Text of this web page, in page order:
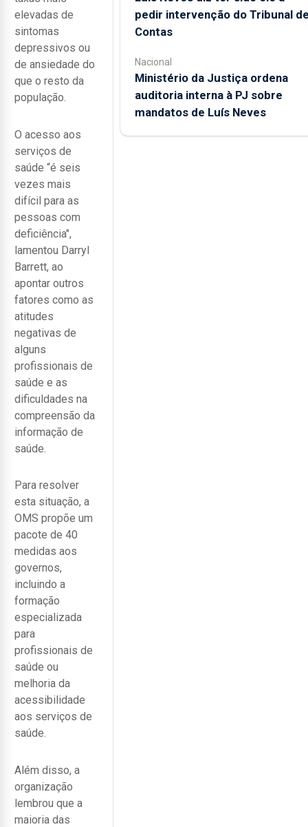
elevadas de
sintomas
depressivos ou
de ansiedade do
que o resto da
população.
O acesso aos
serviços de
saúde “é seis
vezes mais
difícil para as
pessoas com
deficiência",
lamentou Darryl
Barrett, ao
apontar outros
fatores como as
atitudes
negativas de
alguns
profissionais de
saúde e as
dificuldades na
compreensão da
informação de
saúde.
Para resolver
esta situação, a
OMS propõe um
pacote de 40
medidas aos
governos,
incluindo a
formação
especializada
para
profissionais de
saúde ou
melhoria da
acessibilidade
aos serviços de
saúde.
Além disso, a
organização
lembrou que a
maioria das
pedir intervenção do Tribunal
Contas
Nacional
Ministério da Justiça ordena
auditoria interna à PJ sobre
mandatos de Luís Neves